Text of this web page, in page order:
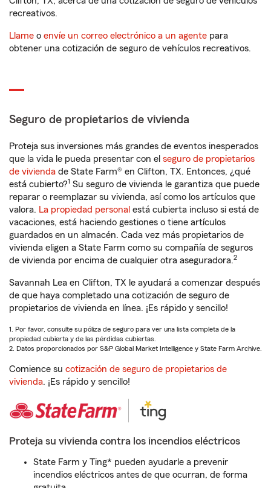
recreativos.
Llame o envíe un correo electrónico a un agente para
obtener una cotización de seguro de vehículos recreativos.
Seguro de propietarios de vivienda
Proteja sus inversiones más grandes de eventos inesperados
que la vida le pueda presentar con el seguro de propietarios
de vivienda de State Farm® en Clifton, TX. Entonces, ¿qué
está cubierto?1 Su seguro de vivienda le garantiza que puede
reparar o reemplazar su vivienda, así como los artículos que
valora. La propiedad personal está cubierta incluso si está de
vacaciones, está haciendo gestiones o tiene artículos
guardados en un almacén. Cada vez más propietarios de
vivienda eligen a State Farm como su compañía de seguros
de vivienda por encima de cualquier otra aseguradora.2
Savannah Lea en Clifton, TX le ayudará a comenzar después
de que haya completado una cotización de seguro de
propietarios de vivienda en línea. ¡Es rápido y sencillo!
1. Por favor, consulte su póliza de seguro para ver una lista completa de la
propiedad cubierta y de las pérdidas cubiertas.
2. Datos proporcionados por S&P Global Market Intelligence y State Farm Archive.
Comience su cotización de seguro de propietarios de
vivienda. ¡Es rápido y sencillo!
Proteja su vivienda contra los incendios eléctricos
State Farm y Ting* pueden ayudarle a prevenir
incendios eléctricos antes de que ocurran, de forma